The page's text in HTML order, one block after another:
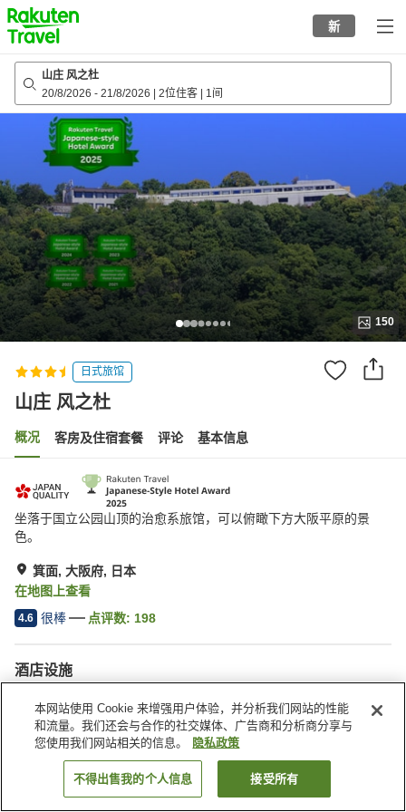
to
top
page
新
山庄 风之杜
20/8/2026 - 21/8/2026 2位住客 1间
150
日式旅馆
山庄 风之杜
概况 客房及住宿套餐 评论 基本信息
坐落于国立公园山顶的治愈系旅馆，可以俯瞰下方大阪平原的景
色。
箕面, 大阪府, 日本
在地图上查看
4.6 很棒 点评数: 198
酒店设施
自动售货机
会议室
日本 大阪府 箕面 山庄 风之杜
搜索客房
本网站使用 Cookie 来增强用户体验，并分析我们网站的性能
和流量。我们还会与合作的社交媒体、广告商和分析商分享与
您使用我们网站相关的信息。
隐私政策
不得出售我的个人信息 接受所有